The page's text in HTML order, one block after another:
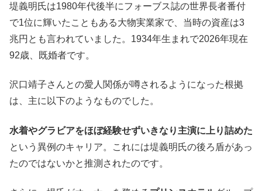
堤義明氏は1980年代後半にフォーブス誌の世界長者番付
で1位に輝いたこともある大物実業家で、当時の資産は3
兆円とも言われていました。1934年生まれで2026年現在
92歳、既婚者です。
沢口靖子さんとの愛人関係が噂されるようになった根拠
は、主に以下のようなものでした。
水着やグラビアをほぼ経験せずいきなり主演に上り詰めた
という異例のキャリア。これには堤義明氏の後ろ盾があっ
たのではないかと推測されたのです。